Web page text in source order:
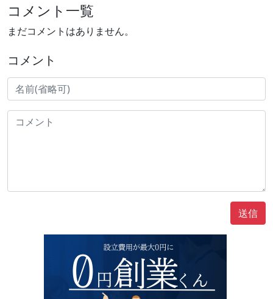
コメント一覧
まだコメントはありません。
コメント
送信